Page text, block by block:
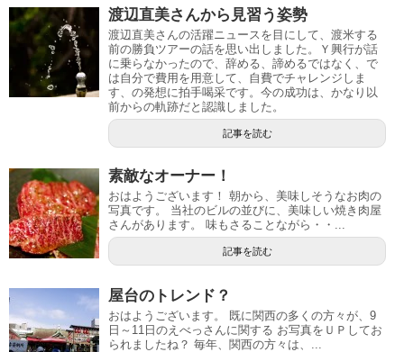
渡辺直美さんから見習う姿勢
渡辺直美さんの活躍ニュースを目にして、渡米する
前の勝負ツアーの話を思い出しました。Ｙ興行が話
に乗らなかったので、辞める、諦めるではなく、で
は自分で費用を用意して、自費でチャレンジしま
す、の発想に拍手喝采です。今の成功は、かなり以
前からの軌跡だと認識しました。
記事を読む
素敵なオーナー！
おはようございます！ 朝から、美味しそうなお肉の
写真です。 当社のビルの並びに、美味しい焼き肉屋
さんがあります。 味もさることながら・・...
記事を読む
屋台のトレンド？
おはようございます。 既に関西の多くの方々が、9
日～11日のえべっさんに関する お写真をＵＰしてお
られましたね？ 毎年、関西の方々は、...